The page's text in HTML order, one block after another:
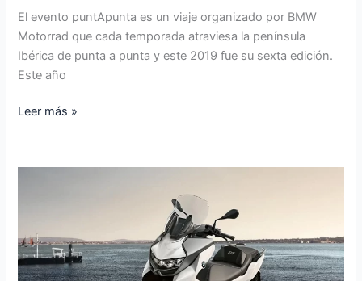
El evento puntApunta es un viaje organizado por BMW
Motorrad que cada temporada atraviesa la península
Ibérica de punta a punta y este 2019 fue su sexta edición.
Este año
Leer más »
Motorrad
C400
GT